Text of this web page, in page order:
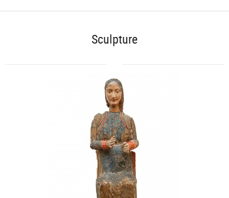
Sculpture